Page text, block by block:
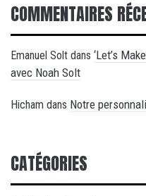
COMMENTAIRES
Emanuel Solt dans ‘Let’s
avec Noah Solt
Hicham dans Notre
CATÉGORIES